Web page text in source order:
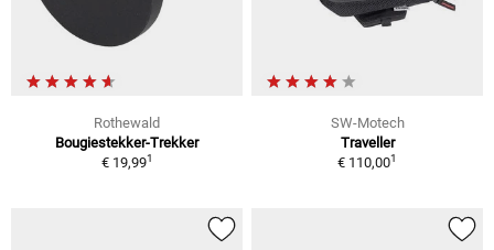
Rothewald
Bougiestekker-Trekker
€ 19,991
SW-Motech
Traveller
€ 110,001